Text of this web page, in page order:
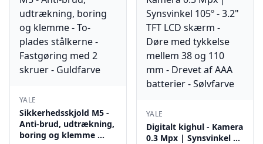
YALE
Sikkerhedsskjold M5 -
Anti-brud, udtrækning,
boring og klemme …
YALE
Digitalt kighul - Kamera
0.3 Mpx | Synsvinkel …